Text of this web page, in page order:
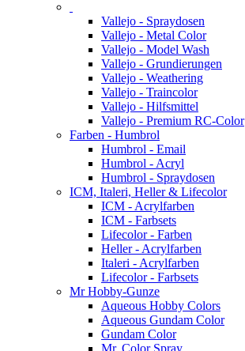
Vallejo - Spraydosen
Vallejo - Metal Color
Vallejo - Model Wash
Vallejo - Grundierungen
Vallejo - Weathering
Vallejo - Traincolor
Vallejo - Hilfsmittel
Vallejo - Premium RC-Color
Farben - Humbrol
Humbrol - Email
Humbrol - Acryl
Humbrol - Spraydosen
ICM, Italeri, Heller & Lifecolor
ICM - Acrylfarben
ICM - Farbsets
Lifecolor - Farben
Heller - Acrylfarben
Italeri - Acrylfarben
Lifecolor - Farbsets
Mr Hobby-Gunze
Aqueous Hobby Colors
Aqueous Gundam Color
Gundam Color
Mr. Color Spray